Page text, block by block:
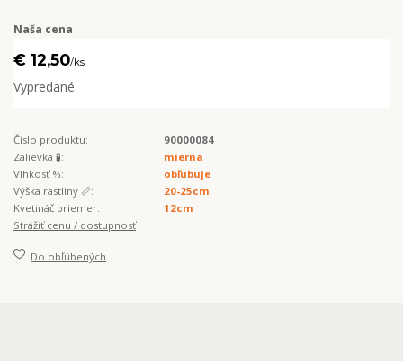
Naša cena
€ 12,50/ks
Vypredané.
Číslo produktu:
90000084
Zálievka 🧪:
mierna
Vlhkosť %:
obľubuje
Výška rastliny 📏:
20-25cm
Kvetináč priemer:
12cm
Strážiť cenu / dostupnosť
Do obľúbených